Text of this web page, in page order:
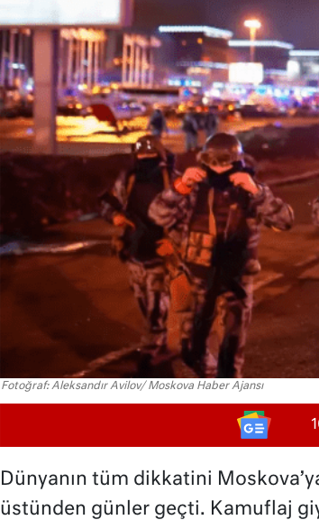
Fotoğraf: Aleksandır Avilov/ Moskova Haber Ajansı
Dünyanın tüm dikkatini
üstünden günler geçti. Kamuflaj